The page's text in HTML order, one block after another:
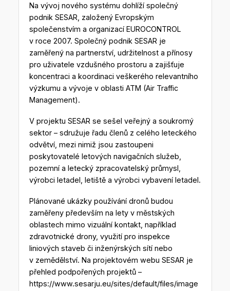
Na vývoj nového systému dohlíží společný
podnik SESAR, založený Evropským
společenstvím a organizací EUROCONTROL
v roce 2007. Společný podnik SESAR je
zaměřený na partnerství, udržitelnost a přínosy
pro uživatele vzdušného prostoru a zajišťuje
koncentraci a koordinaci veškerého relevantního
výzkumu a vývoje v oblasti ATM (Air Traffic
Management).
V projektu SESAR se sešel veřejný a soukromý
sektor – sdružuje řadu členů z celého leteckého
odvětví, mezi nimiž jsou zastoupeni
poskytovatelé letových navigačních služeb,
pozemní a letecký zpracovatelský průmysl,
výrobci letadel, letiště a výrobci vybavení letadel.
Plánované ukázky používání dronů budou
zaměřeny především na lety v městských
oblastech mimo vizuální kontakt, například
zdravotnické drony, využití pro inspekce
liniových staveb či inženýrských sítí nebo
v zemědělství. Na projektovém webu SESAR je
přehled podpořených projektů –
https://www.sesarju.eu/sites/default/files/image